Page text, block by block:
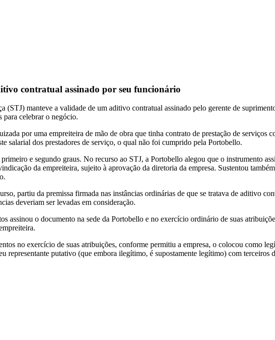
contratual assinado por seu funcionário
(STJ) manteve a validade de um aditivo contratual assinado pelo gerente de
para celebrar o negócio.
por uma empreiteira de mão de obra que tinha contrato de prestação de serviços
salarial dos prestadores de serviço, o qual não foi cumprido pela Portobello.
e segundo graus. No recurso ao STJ, a Portobello alegou que o instrumento
da empreiteira, sujeito à aprovação da diretoria da empresa. Sustentou
partiu da premissa firmada nas instâncias ordinárias de que se tratava de aditivo
deveriam ser levadas em consideração.
assinou o documento na sede da Portobello e no exercício ordinário de suas
no exercício de suas atribuições, conforme permitiu a empresa, o colocou como
representante putativo (que embora ilegítimo, é supostamente legítimo) com